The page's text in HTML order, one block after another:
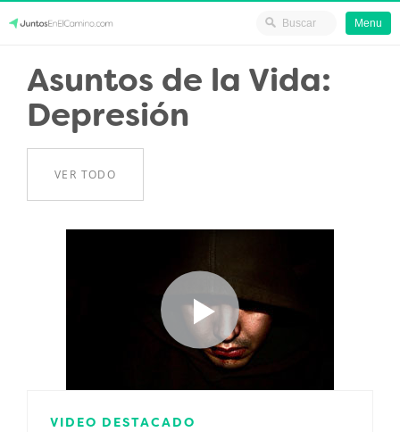
content
JuntosEnElCamino.com
Menu
Asuntos de la Vida:
Depresión
VER TODO
VIDEO DESTACADO